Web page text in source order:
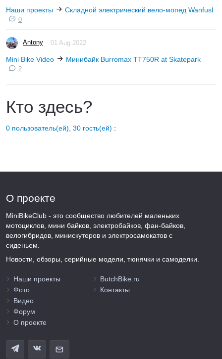
Наши проекты Складной электрический вело-мопед Wanfusl
0
Antony 01 Aug 2022
Mini Bike Video Минибайк Burromax TT750R at Skatepark
2
Кто здесь?
0 пользователь(ей), 30 гость(ей) :
О проекте
MiniBikeClub - это сообщество любителей маленьких
мотоциклов, мини байков, электробайков, фан-байков,
велогибридов, минискутеров и электросамокатов с
сиденьем.
Новости, обзоры, серийные модели, тюнячки и самоделки.
Наши проекты
Фото
Видео
Форум
О проекте
ButchBike.ru
Контакты